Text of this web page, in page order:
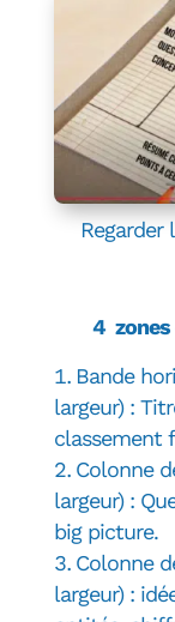
Regarder
4 zones
Bande
largeur) :
classement
Colonne
largeur) :
big picture.
Colonne
largeur) :